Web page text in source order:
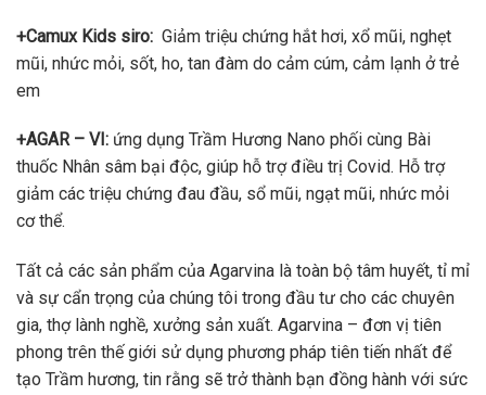
+Camux Kids siro: Giảm triệu chứng hắt hơi, xổ mũi, nghẹt
mũi, nhức mỏi, sốt, ho, tan đàm do cảm cúm, cảm lạnh ở trẻ
em
+AGAR – VI: ứng dụng Trầm Hương Nano phối cùng Bài
thuốc Nhân sâm bại độc, giúp hỗ trợ điều trị Covid. Hỗ trợ
giảm các triệu chứng đau đầu, sổ mũi, ngạt mũi, nhức mỏi
cơ thể.
Tất cả các sản phẩm của Agarvina là toàn bộ tâm huyết, tỉ mỉ
và sự cẩn trọng của chúng tôi trong đầu tư cho các chuyên
gia, thợ lành nghề, xưởng sản xuất. Agarvina – đơn vị tiên
phong trên thế giới sử dụng phương pháp tiên tiến nhất để
tạo Trầm hương, tin rằng sẽ trở thành bạn đồng hành với sức